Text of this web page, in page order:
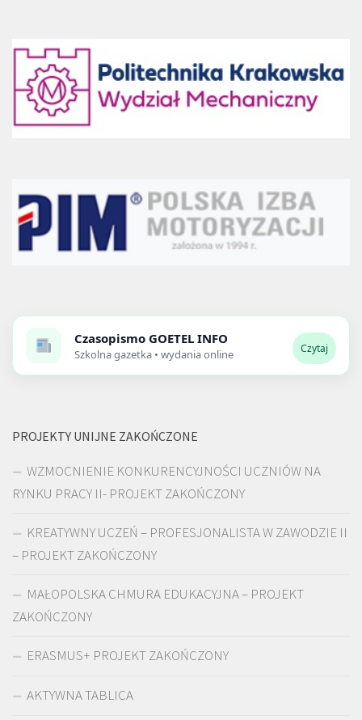
Czasopismo GOETEL INFO
Szkolna gazetka • wydania online Czytaj
PROJEKTY UNIJNE ZAKOŃCZONE
WZMOCNIENIE KONKURENCYJNOŚCI UCZNIÓW NA
RYNKU PRACY II- PROJEKT ZAKOŃCZONY
KREATYWNY UCZEŃ – PROFESJONALISTA W ZAWODZIE II
– PROJEKT ZAKOŃCZONY
MAŁOPOLSKA CHMURA EDUKACYJNA – PROJEKT
ZAKOŃCZONY
ERASMUS+ PROJEKT ZAKOŃCZONY
AKTYWNA TABLICA